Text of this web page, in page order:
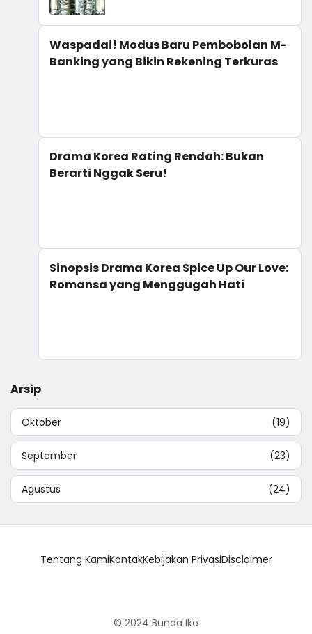
Waspadai! Modus Baru Pembobolan M-
Banking yang Bikin Rekening Terkuras
Drama Korea Rating Rendah: Bukan
Berarti Nggak Seru!
Sinopsis Drama Korea Spice Up Our Love:
Romansa yang Menggugah Hati
Arsip
Oktober (19)
September (23)
Agustus (24)
Tentang KamiKontakKebijakan PrivasiDisclaimer
© 2024 Bunda Iko